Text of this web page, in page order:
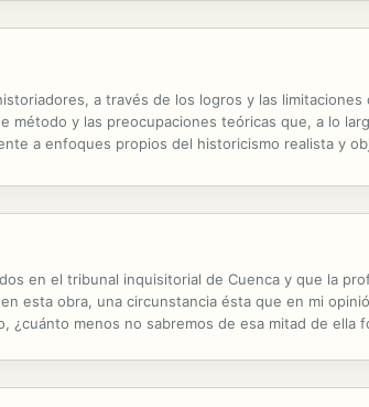
a través de los logros y las
y las preocupaciones teóricas que, a lo
a enfoques propios del historicismo realista y
en el tribunal inquisitorial de Cuenca y que la
esta obra, una circunstancia ésta que en mi
menos no sabremos de esa mitad de ella